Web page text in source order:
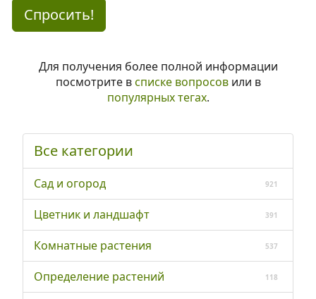
Спросить!
Для получения более полной информации
посмотрите всписке вопросовили в
популярных тегах.
Все категории
Сад и огород 921
Цветник и ландшафт 391
Комнатные растения 537
Определение растений 118